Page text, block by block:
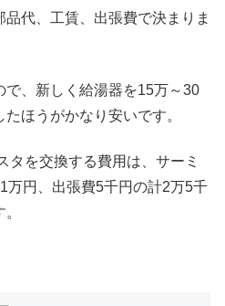
代、工賃、出張費で決まりま
、新しく給湯器を15万～30
ほうがかなり安いです。
タを交換する費用は、サーミ
万円、出張費5千円の計2万5千